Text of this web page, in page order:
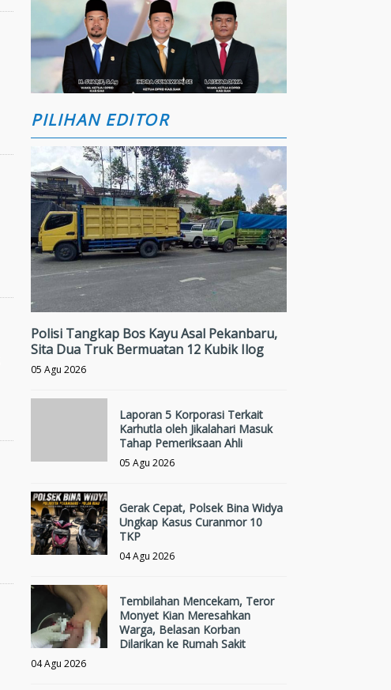
PILIHAN EDITOR
Polisi Tangkap Bos Kayu Asal Pekanbaru,
Sita Dua Truk Bermuatan 12 Kubik Ilog
05 Agu 2026
Laporan 5 Korporasi Terkait
Karhutla oleh Jikalahari Masuk
Tahap Pemeriksaan Ahli
05 Agu 2026
Gerak Cepat, Polsek Bina Widya
Ungkap Kasus Curanmor 10
TKP
04 Agu 2026
Tembilahan Mencekam, Teror
Monyet Kian Meresahkan
Warga, Belasan Korban
Dilarikan ke Rumah Sakit
04 Agu 2026